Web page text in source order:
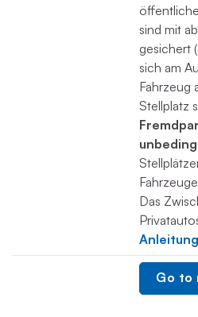
sind mit
gesichert
sich am
Fahrzeug
Stellplatz
Das
Go to